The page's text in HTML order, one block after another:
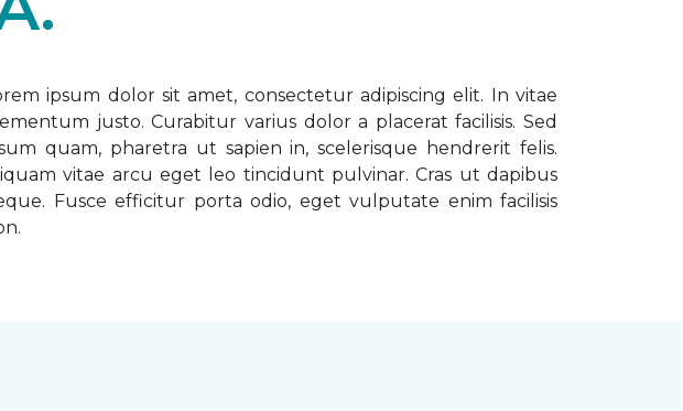
ipsum dolor sit amet, consectetur adipiscing elit. In vitae
justo. Curabitur varius dolor a placerat facilisis. Sed
quam, pharetra ut sapien in, scelerisque hendrerit felis.
vitae arcu eget leo tincidunt pulvinar. Cras ut dapibus
Fusce efficitur porta odio, eget vulputate enim facilisis